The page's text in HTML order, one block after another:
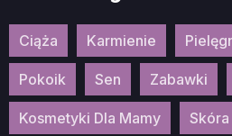
Ciąża Karmienie
Pokoik Sen Zabawki
Kosmetyki Dla Mamy Skóra